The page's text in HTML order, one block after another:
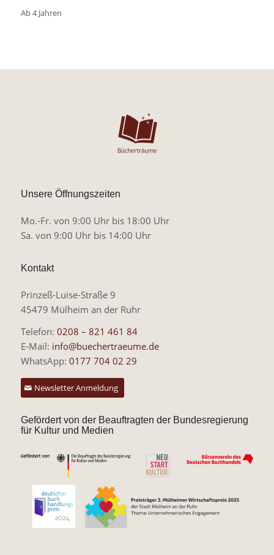
Ab 4 Jahren
Unsere Öffnungszeiten
Mo.-Fr. von 9:00 Uhr bis 18:00 Uhr
Sa. von 9:00 Uhr bis 14:00 Uhr
Kontakt
Prinzeß-Luise-Straße 9
45479 Mülheim an der Ruhr
Telefon: 0208 – 821 461 84
E-Mail: info@buechertraeume.de
WhatsApp: 0177 704 02 29
Newsletter Anmeldung
Gefördert von der Beauftragten der Bundesregierung
für Kultur und Medien